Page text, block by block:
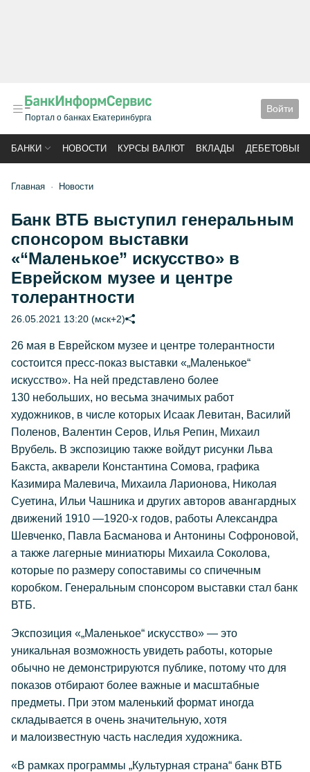
Портал о банках Екатеринбурга
Войти
БАНКИ НОВОСТИ КУРСЫ ВАЛЮТ ВКЛАДЫ ДЕБЕТОВЫЕ
Главная Новости
Банк ВТБ выступил генеральным
спонсором выставки
«“Маленькое” искусство» в
Еврейском музее и центре
толерантности
26.05.2021 13:20 (мск+2)
26 мая в Еврейском музее и центре толерантности
состоится пресс-показ выставки «„Маленькое“
искусство». На ней представлено более
130 небольших, но весьма значимых работ
художников, в числе которых Исаак Левитан, Василий
Поленов, Валентин Серов, Илья Репин, Михаил
Врубель. В экспозицию также войдут рисунки Льва
Бакста, акварели Константина Сомова, графика
Казимира Малевича, Михаила Ларионова, Николая
Суетина, Ильи Чашника и других авторов авангардных
движений 1910 —1920-х годов, работы Александра
Шевченко, Павла Басманова и Антонины Софроновой,
а также лагерные миниатюры Михаила Соколова,
которые по размеру сопоставимы со спичечным
коробком. Генеральным спонсором выставки стал банк
ВТБ.
Экспозиция «„Маленькое“ искусство» — это
уникальная возможность увидеть работы, которые
обычно не демонстрируются публике, потому что для
показов отбирают более важные и масштабные
предметы. При этом маленький формат иногда
складывается в очень значительную, хотя
и малоизвестную часть наследия художника.
«В рамках программы „Культурная страна“ банк ВТБ